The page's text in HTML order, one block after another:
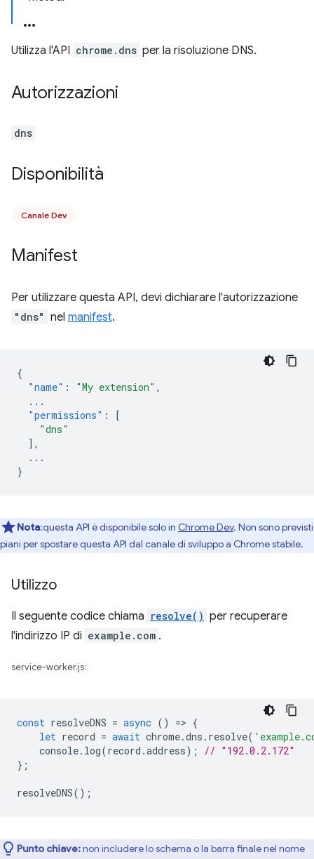
Utilizza l'API chrome.dns per la risoluzione DNS.
Autorizzazioni
dns
Disponibilità
Canale Dev
Manifest
Per utilizzare questa API, devi dichiarare l'autorizzazione
"dns" nel manifest.
{
"name" : "My extension" ,
...
"permissions" :
[
"dns"
],
...
}
Nota:questa API è disponibile solo in Chrome Dev. Non sono previsti
piani per spostare questa API dal canale di sviluppo a Chrome stabile.
Utilizzo
Il seguente codice chiama resolve() per recuperare
l'indirizzo IP di example.com .
service-worker.js:
const resolveDNS = async () => {
let record = await chrome.dns . resolve(
console. log(record .address);
// "192.0.2.172"
};
resolveDNS();
Punto chiave:non includere lo schema o la barra finale nel nome